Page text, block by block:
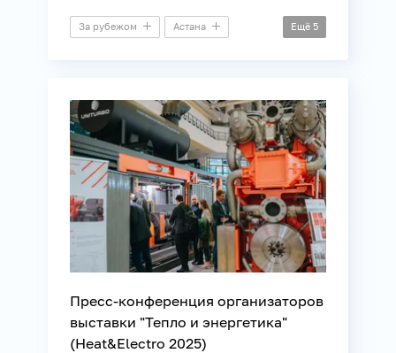
За рубежом Астана
Международные отношения
Энергетика
Ещё 5
Пресс-конференция организаторов
выставки "Тепло и энергетика"
(Heat&Electro 2025)